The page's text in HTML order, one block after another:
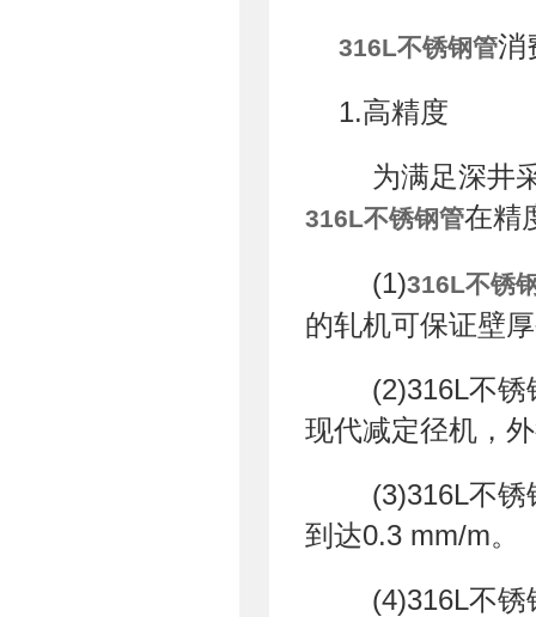
316L不锈钢管消
1.高精度
为满足深井
316L不锈钢管在精
(1)316L不锈
的轧机可保证壁
(2)316L不锈
现代减定径机，
(3)316L不锈
到达0.3 mm/m。
(4)316L不锈